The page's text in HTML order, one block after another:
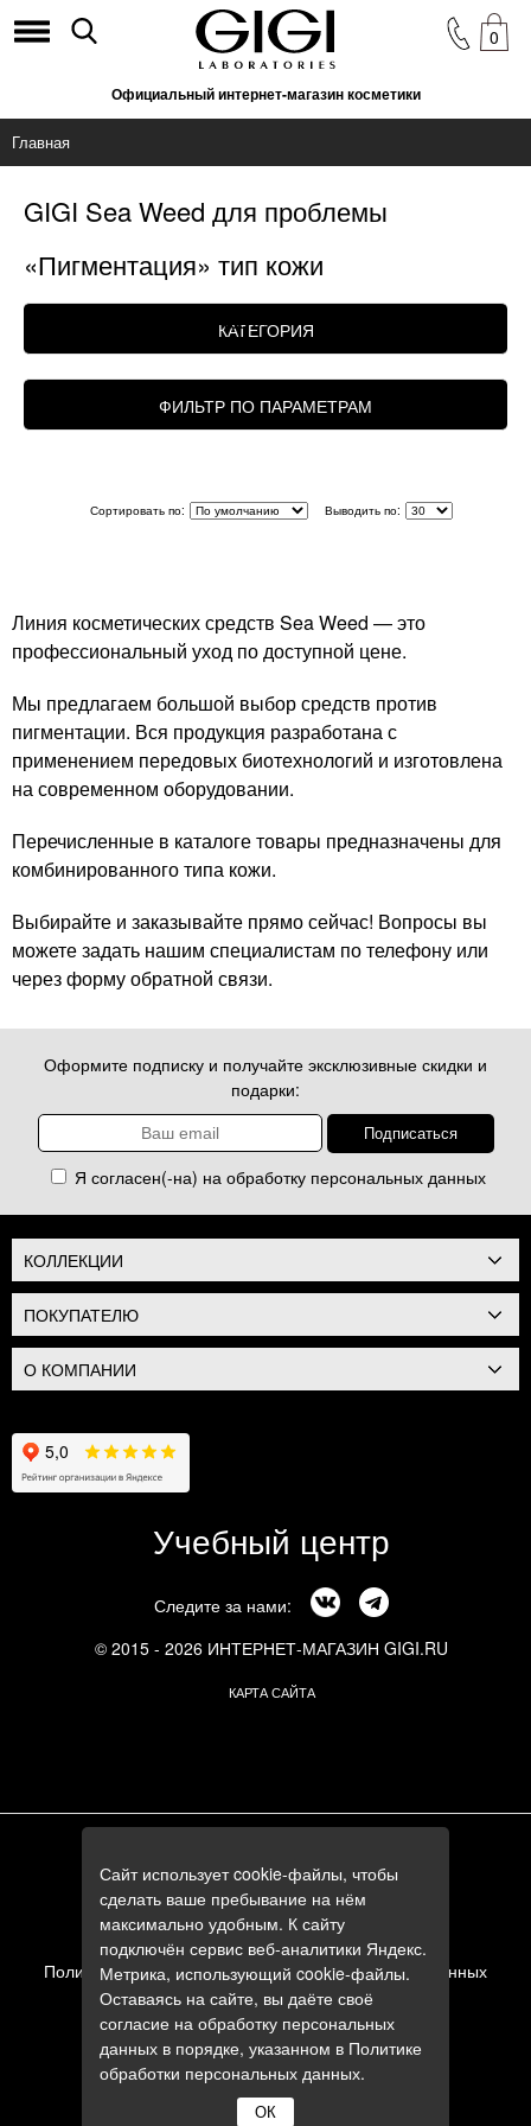
Официальный интернет-магазин косметики
0
Главная
КАТЕГОРИЯ
ФИЛЬТР ПО ПАРАМЕТРАМ
GIGI Sea Weed для проблемы
«Пигментация» тип кожи
«Комбинированная»
Сортировать по: Выводить по:
Линия косметических средств Sea Weed — это
профессиональный уход по доступной цене.
Мы предлагаем большой выбор средств против
пигментации. Вся продукция разработана с
применением передовых биотехнологий и изготовлена
на современном оборудовании.
Перечисленные в каталоге товары предназначены для
комбинированного типа кожи.
Выбирайте и заказывайте прямо сейчас! Вопросы вы
можете задать нашим специалистам по телефону или
через форму обратной связи.
Оформите подписку и получайте эксклюзивные скидки и
подарки:
Я согласен(-на) на обработку персональных данных
КОЛЛЕКЦИИ
ПОКУПАТЕЛЮ
О КОМПАНИИ
Учебный центр
Следите за нами:
© 2015 - 2026 ИНТЕРНЕТ-МАГАЗИН GIGI.RU
КАРТА САЙТА
+7 (495) 644-84-05
+7 (985) 644-84-05
e-mail:
zakaz@gigi.ru
Политика в отношении обработки персональных данных
Пользовательское соглашение
Сайт использует cookie-файлы, чтобы
сделать ваше пребывание на нём
максимально удобным. К сайту
подключён сервис веб-аналитики Яндекс.
Метрика, использующий cookie-файлы.
Оставаясь на сайте, вы даёте своё
согласие на обработку персональных
данных в порядке, указанном в Политике
обработки персональных данных.
ОК